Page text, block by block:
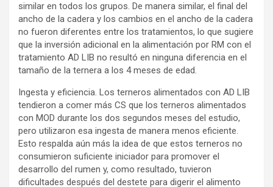
similar en todos los grupos. De manera similar, el final del
ancho de la cadera y los cambios en el ancho de la cadera
no fueron diferentes entre los tratamientos, lo que sugiere
que la inversión adicional en la alimentación por RM con el
tratamiento AD LIB no resultó en ninguna diferencia en el
tamaño de la ternera a los 4 meses de edad.
Ingesta y eficiencia. Los terneros alimentados con AD LIB
tendieron a comer más CS que los terneros alimentados
con MOD durante los dos segundos meses del estudio,
pero utilizaron esa ingesta de manera menos eficiente.
Esto respalda aún más la idea de que estos terneros no
consumieron suficiente iniciador para promover el
desarrollo del rumen y, como resultado, tuvieron
dificultades después del destete para digerir el alimento